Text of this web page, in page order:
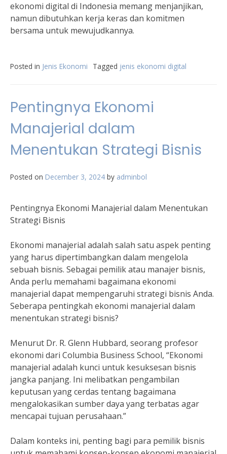
ekonomi digital di Indonesia memang menjanjikan,
namun dibutuhkan kerja keras dan komitmen
bersama untuk mewujudkannya.
Posted in Jenis Ekonomi Tagged jenis ekonomi digital
Pentingnya Ekonomi
Manajerial dalam
Menentukan Strategi Bisnis
Posted on December 3, 2024 by adminbol
Pentingnya Ekonomi Manajerial dalam Menentukan
Strategi Bisnis
Ekonomi manajerial adalah salah satu aspek penting
yang harus dipertimbangkan dalam mengelola
sebuah bisnis. Sebagai pemilik atau manajer bisnis,
Anda perlu memahami bagaimana ekonomi
manajerial dapat mempengaruhi strategi bisnis Anda.
Seberapa pentingkah ekonomi manajerial dalam
menentukan strategi bisnis?
Menurut Dr. R. Glenn Hubbard, seorang profesor
ekonomi dari Columbia Business School, “Ekonomi
manajerial adalah kunci untuk kesuksesan bisnis
jangka panjang. Ini melibatkan pengambilan
keputusan yang cerdas tentang bagaimana
mengalokasikan sumber daya yang terbatas agar
mencapai tujuan perusahaan.”
Dalam konteks ini, penting bagi para pemilik bisnis